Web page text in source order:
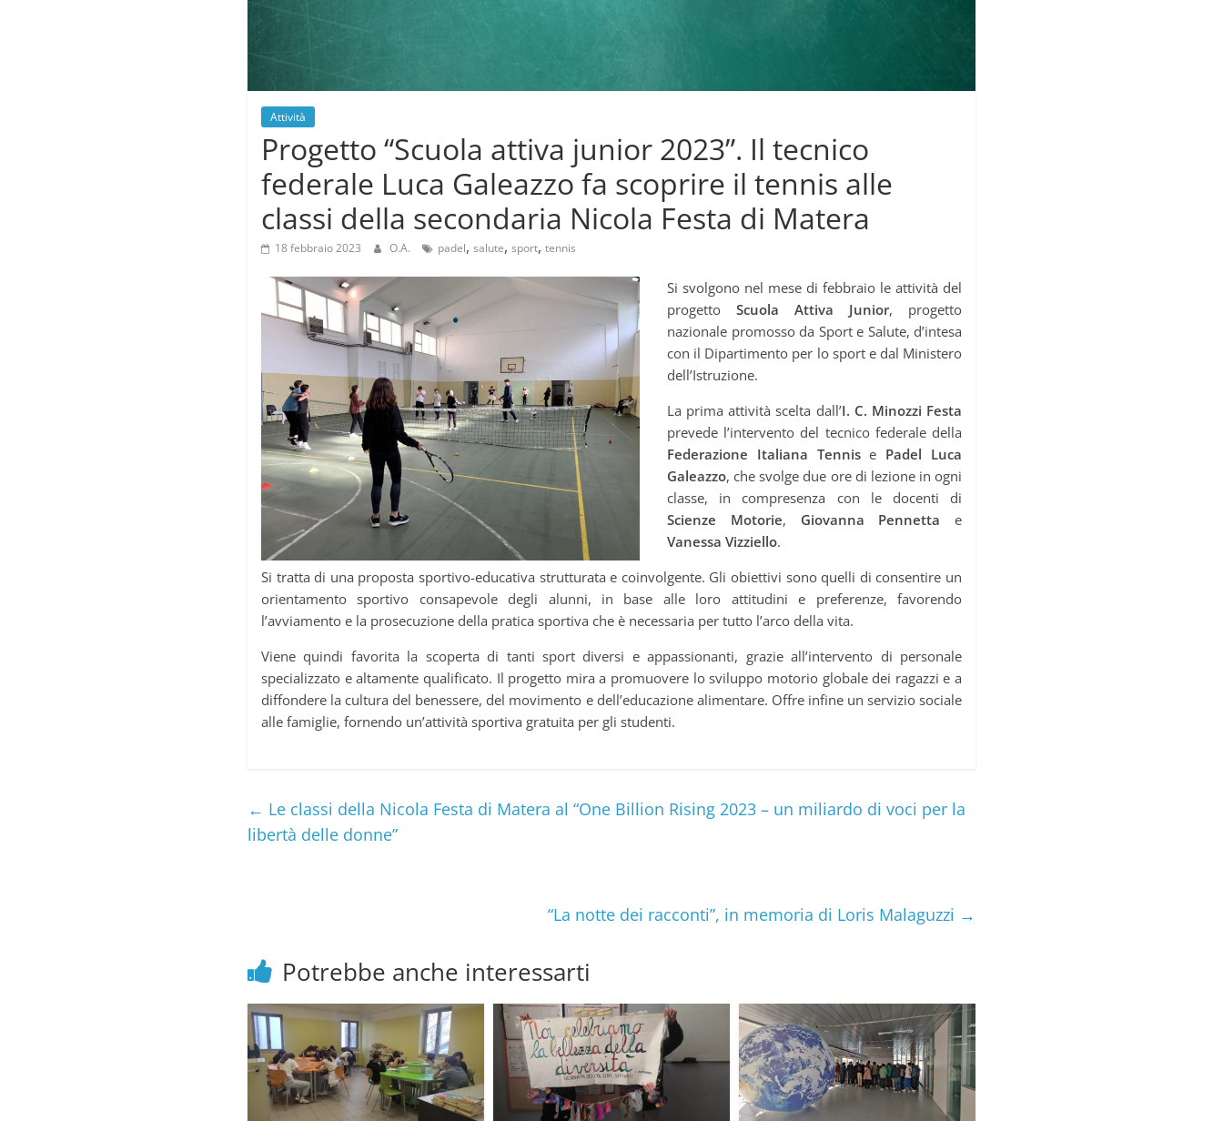
Attività
Progetto “Scuola attiva junior 2023”. Il tecnico
federale Luca Galeazzo fa scoprire il tennis alle
classi della secondaria Nicola Festa di Matera
18 febbraio 2023 O.A. padel, salute, sport, tennis
Si svolgono nel mese di febbraio le attività del
progetto Scuola Attiva Junior, progetto
nazionale promosso da Sport e Salute, d’intesa
con il Dipartimento per lo sport e dal Ministero
dell’Istruzione.
La prima attività scelta dall’I. C. Minozzi Festa
prevede l’intervento del tecnico federale della
Federazione Italiana Tennise Padel Luca
Galeazzo, che svolge due ore di lezione in ogni
classe, in compresenza con le docenti di
Scienze Motorie, Giovanna Pennetta e
Vanessa Vizziello.
Si tratta di una proposta sportivo-educativa strutturata e coinvolgente. Gli obiettivi sono quelli di consentire un
orientamento sportivo consapevole degli alunni, in base alle loro attitudini e preferenze, favorendo
l’avviamento e la prosecuzione della pratica sportiva che è necessaria per tutto l’arco della vita.
Viene quindi favorita la scoperta di tanti sport diversi e appassionanti, grazie all’intervento di personale
specializzato e altamente qualificato. Il progetto mira a promuovere lo sviluppo motorio globale dei ragazzi e a
diffondere la cultura del benessere, del movimento e dell’educazione alimentare. Offre infine un servizio sociale
alle famiglie, fornendo un’attività sportiva gratuita per gli studenti.
← Le classi della Nicola Festa di Matera al “One Billion Rising 2023 – un miliardo di voci per la
libertà delle donne”
“La notte dei racconti”, in memoria di Loris Malaguzzi →
Potrebbe anche interessarti